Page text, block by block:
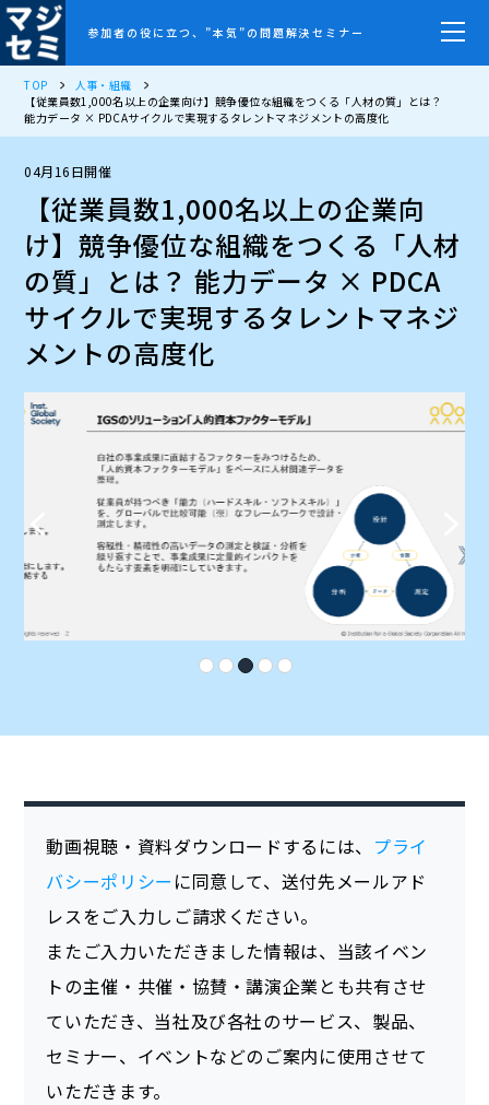
参加者の役に立つ、”本気”の問題解決セミナー
TOP
人事・組織
【従業員数1,000名以上の企業向け】競争優位な組織をつくる「人材の質」とは？
能力データ × PDCAサイクルで実現するタレントマネジメントの高度化
04月16日開催
【従業員数1,000名以上の企業向
け】競争優位な組織をつくる「人材
の質」とは？ 能力データ × PDCA
サイクルで実現するタレントマネジ
メントの高度化
動画視聴・資料ダウンロードするには、 プライ
バシーポリシー に同意して、送付先メールアド
レスをご入力しご請求ください。
またご入力いただきました情報は、当該イベン
トの主催・共催・協賛・講演企業とも共有させ
ていただき、当社及び各社のサービス、製品、
セミナー、イベントなどのご案内に使用させて
いただきます。